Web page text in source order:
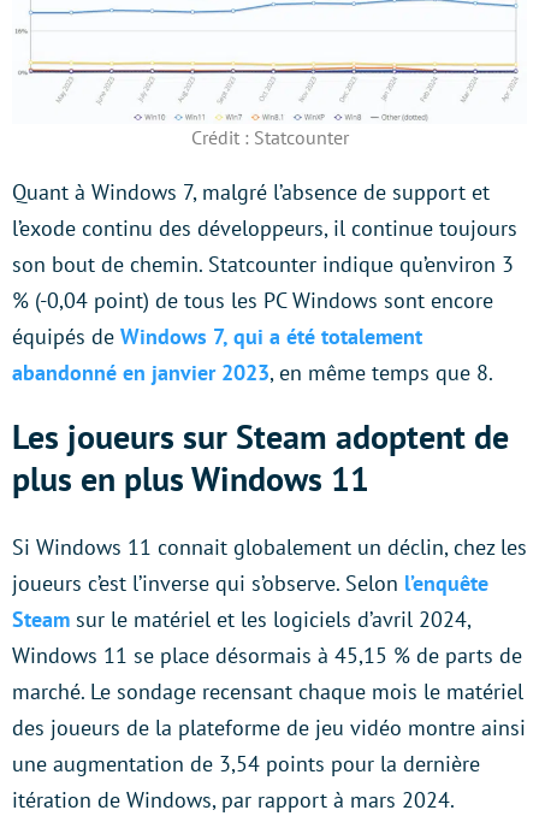
Crédit : Statcounter
Quant à Windows 7, malgré l’absence de support et
l’exode continu des développeurs, il continue toujours
son bout de chemin. Statcounter indique qu’environ 3
% (-0,04 point) de tous les PC Windows sont encore
équipés de Windows 7, qui a été totalement
abandonné en janvier 2023, en même temps que 8.
Les joueurs sur Steam adoptent de
plus en plus Windows 11
Si Windows 11 connait globalement un déclin, chez les
joueurs c’est l’inverse qui s’observe. Selon l’enquête
Steam sur le matériel et les logiciels d’avril 2024,
Windows 11 se place désormais à 45,15 % de parts de
marché. Le sondage recensant chaque mois le matériel
des joueurs de la plateforme de jeu vidéo montre ainsi
une augmentation de 3,54 points pour la dernière
itération de Windows, par rapport à mars 2024.